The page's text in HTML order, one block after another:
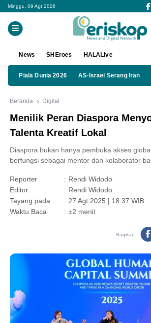
Minggu, 09 Agt 2026
News SHEroes HALALive
Piala Dunia 2026 AS-Israel Serang Iran
Beranda Digital
Menilik Peran Diaspora
Talenta Kreatif Lokal
Diaspora bukan hanya pembuka akses
berfungsi sebagai mentor dan kolaborator
Reporter : Rendi Widodo
Editor
: Rendi Widodo
Tayang pada
: 27 Agt 2025 | 18:37 WIB
Waktu Baca
: ±2 menit
Bagikan: